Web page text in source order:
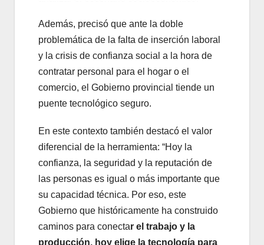
Además, precisó que ante la doble
problemática de la falta de inserción laboral
y la crisis de confianza social a la hora de
contratar personal para el hogar o el
comercio, el Gobierno provincial tiende un
puente tecnológico seguro.
En este contexto también destacó el valor
diferencial de la herramienta: “Hoy la
confianza, la seguridad y la reputación de
las personas es igual o más importante que
su capacidad técnica. Por eso, este
Gobierno que históricamente ha construido
caminos para conectar el trabajo y la
producción, hoy elige la tecnología para